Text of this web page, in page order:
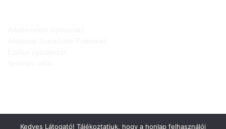
Kedves Látogató! Tájékoztatjuk, hogy a honlap felhasználói